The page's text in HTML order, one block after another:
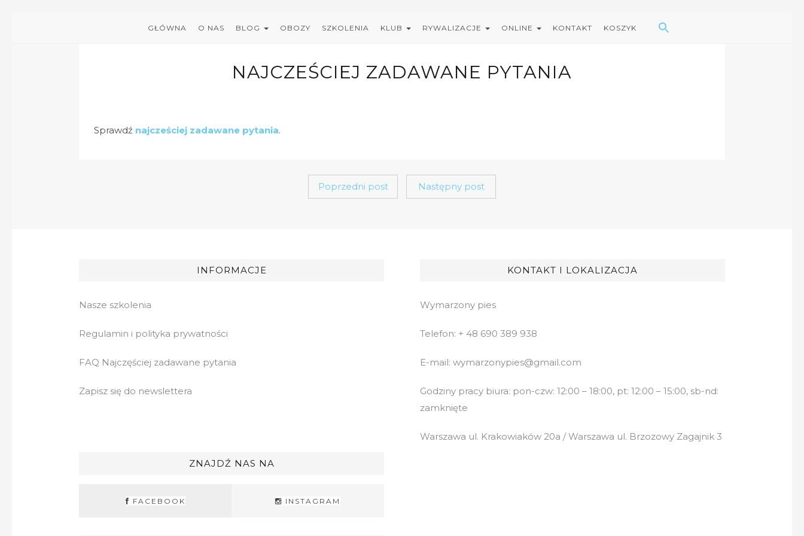
GŁÓWNA O NAS BLOG OBOZY SZKOLENIA KLUB RYWALIZACJE ONLINE KONTAKT KOSZYK
Search
for:
NAJCZEŚCIEJ ZADAWANE PYTANIA
Sprawdź najcześciej zadawane pytania.
Poprzedni post Następny post
INFORMACJE
Nasze szkolenia
Regulamin i polityka prywatności
FAQ Najczęściej zadawane pytania
Zapisz się do newslettera
ZNAJDŹ NAS NA
FACEBOOK INSTAGRAM
KONTAKT I LOKALIZACJA
Wymarzony pies
Telefon: + 48 690 389 938
E-mail: wymarzonypies@gmail.com
Godziny pracy biura: pon-czw: 12:00 – 18:00, pt: 12:00 – 15:00, sb-nd:
zamknięte
Warszawa ul. Krakowiaków 20a / Warszawa ul. Brzozowy Zagajnik 3